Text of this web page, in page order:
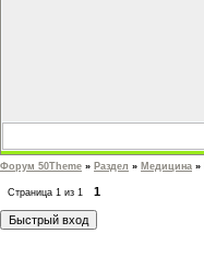
Форум 50Theme » Раздел » Медицина »
Страница 1 из 1 1